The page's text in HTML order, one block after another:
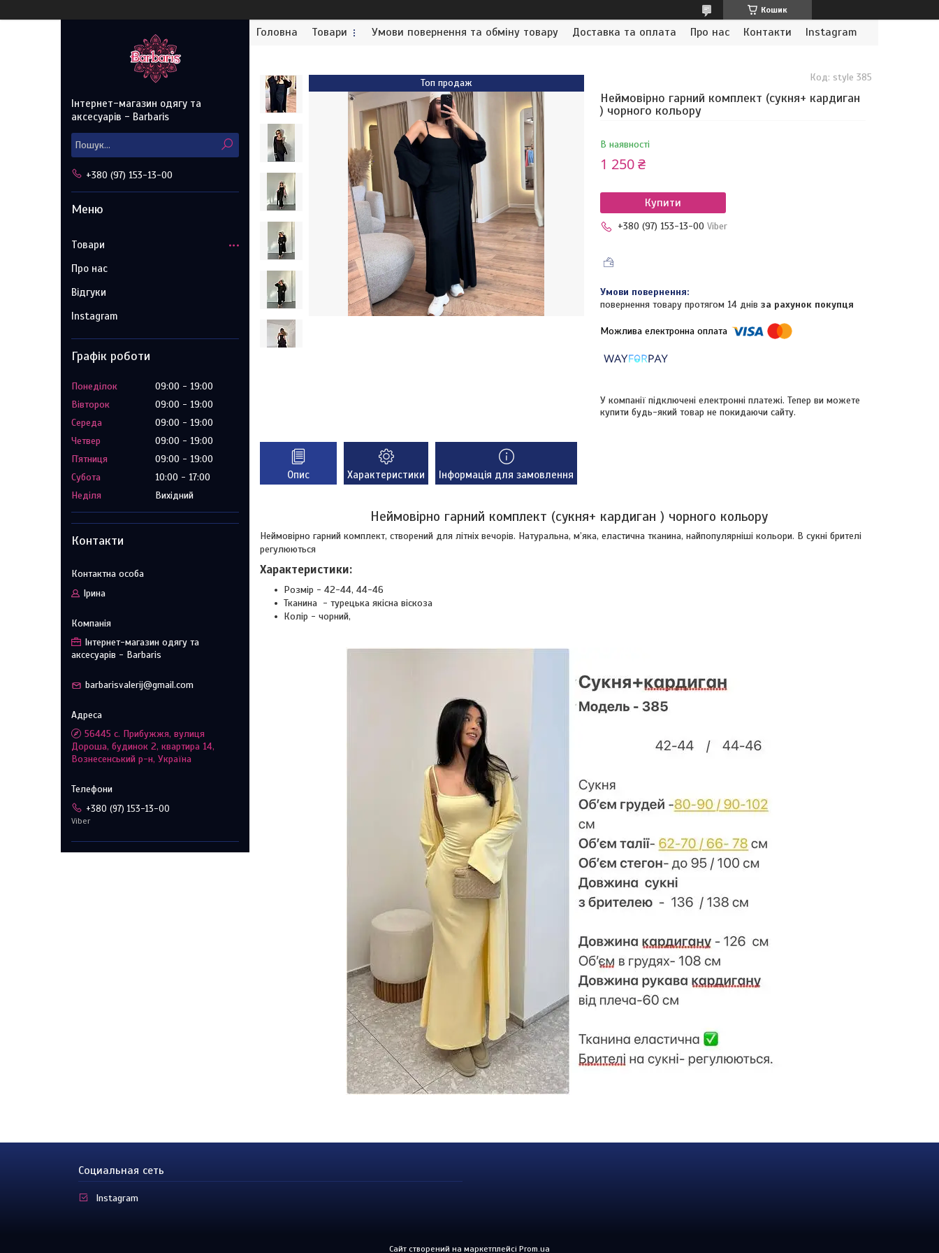
Кошик
Головна Товари Умови повернення та обміну товару Доставка та оплата Про нас Контакти Instagram
Топ продаж
Неймовірно гарний комплект (сукня+ кардиган
) чорного кольору
В наявності
Код: style 385
1 250 ₴
Купити
+380 (97) 153-13-00 Viber
повернення товару протягом 14 днів за рахунок покупця
У компанії підключені електронні платежі. Тепер ви можете
купити будь-який товар не покидаючи сайту.
Опис Характеристики Інформація для замовлення
Неймовірно гарний комплект (сукня+ кардиган ) чорного кольору
Неймовірно гарний комплект, створений для літніх вечорів. Натуральна, м’яка, еластична тканина, найпопулярніші кольори. В сукні брителі
регулюються
Характеристики:
Розмір - 42-44, 44-46
Тканина - турецька якісна віскоза
Колір - чорний,
Інтернет-магазин одягу та
аксесуарів - Barbaris
+380 (97) 153-13-00
Товари
Про нас
Відгуки
Instagram
Графік роботи
Понеділок 09:00
19:00
Вівторок
09:00
19:00
Середа
09:00
19:00
Четвер
09:00
19:00
Пʼятниця
09:00
19:00
Субота
10:00
17:00
Неділя
Вихідний
Контакти
Ірина
Інтернет-магазин одягу та
аксесуарів - Barbaris
barbarisvalerij@gmail.com
56445 с. Прибужжя, вулиця
Дороша, будинок 2, квартира 14,
Вознесенський р-н, Україна
+380 (97) 153-13-00
Viber
Социальная сеть
Instagram
Сайт створений на маркетплейсі Prom.ua